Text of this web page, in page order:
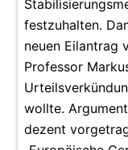
festzuhalten.
neuen Eilantrag
Professor
wollte.
dezent